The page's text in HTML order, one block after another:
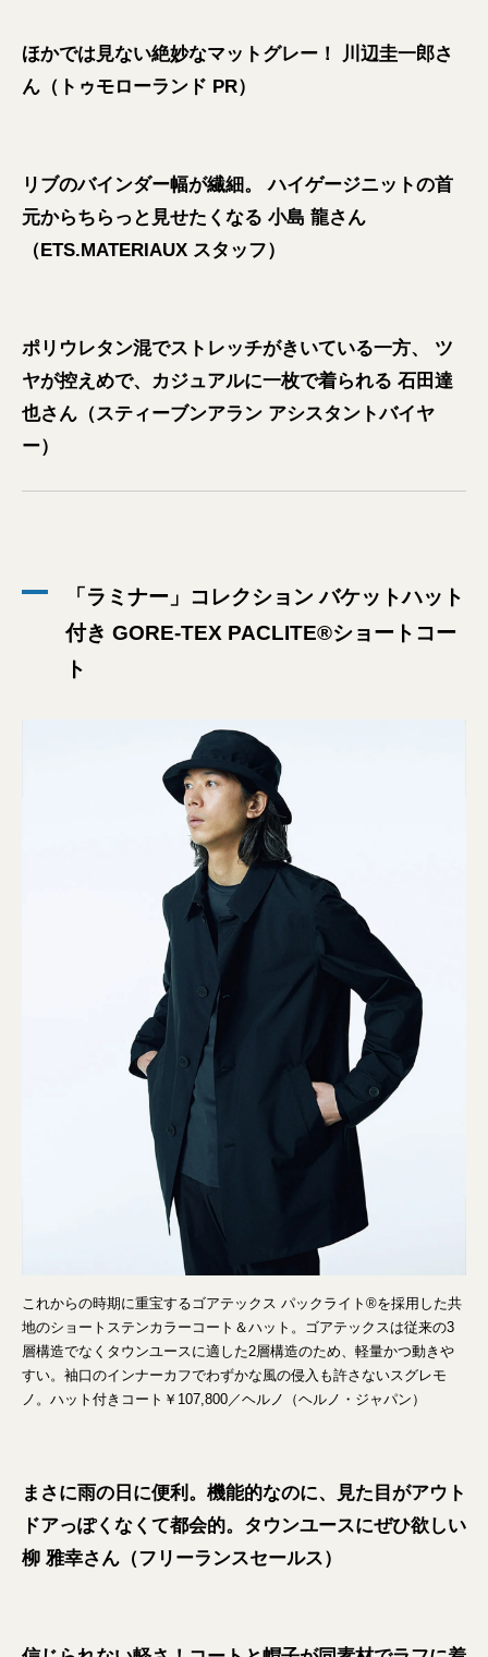
ほかでは見ない絶妙なマットグレー！ 川辺圭一郎さ
ん（トゥモローランド PR）
リブのバインダー幅が繊細。 ハイゲージニットの首
元からちらっと見せたくなる 小島 龍さん
（ETS.MATERIAUX スタッフ）
ポリウレタン混でストレッチがきいている一方、 ツ
ヤが控えめで、カジュアルに一枚で着られる 石田達
也さん（スティーブンアラン アシスタントバイヤ
ー）
「ラミナー」コレクション バケットハット
付き GORE-TEX PACLITE®ショートコー
ト
これからの時期に重宝するゴアテックス パックライト®を採用した共
地のショートステンカラーコート＆ハット。ゴアテックスは従来の3
層構造でなくタウンユースに適した2層構造のため、軽量かつ動きや
すい。袖口のインナーカフでわずかな風の侵入も許さないスグレモ
ノ。ハット付きコート￥107,800／ヘルノ（ヘルノ・ジャパン）
まさに雨の日に便利。機能的なのに、見た目がアウト
ドアっぽくなくて都会的。タウンユースにぜひ欲しい
柳 雅幸さん（フリーランスセールス）